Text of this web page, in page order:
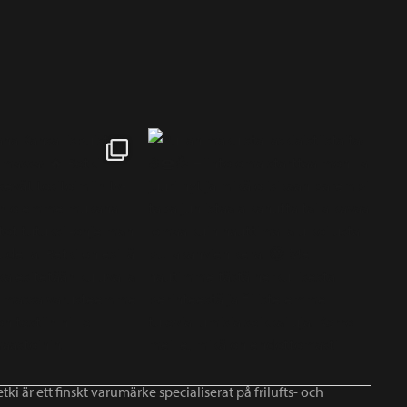
är ett finskt varumärke specialiserat på frilufts- och